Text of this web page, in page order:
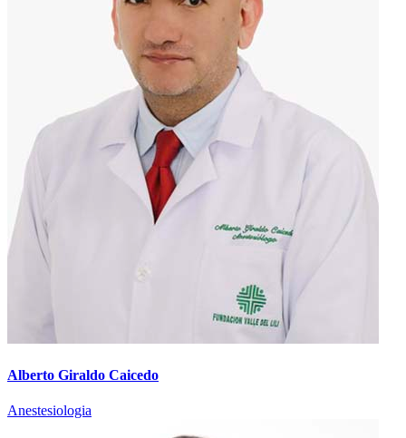
Alberto Giraldo Caicedo
Anestesiologia